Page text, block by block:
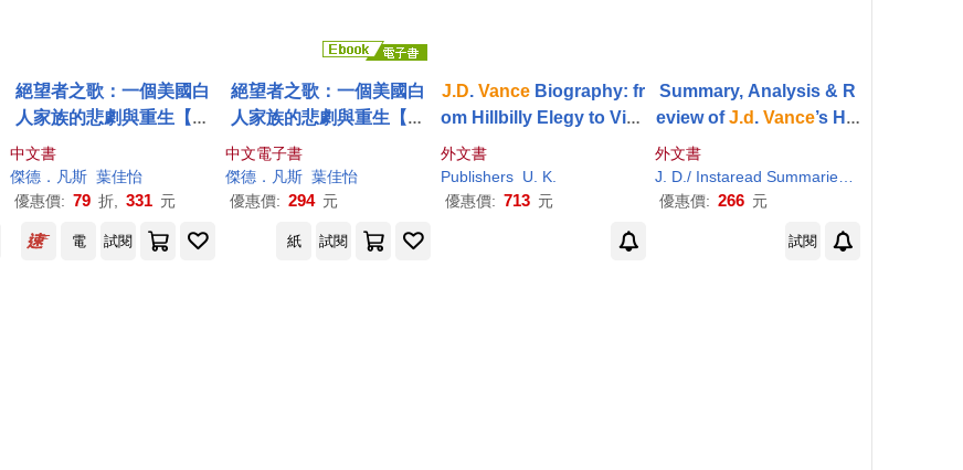
絕望者之歌：一個美國白
人家族的悲劇與重生【暢
銷經典回歸版】
中文書
傑德．凡斯 葉佳怡
優惠價: 79 折, 331 元
絕望者之歌：一個美國白
人家族的悲劇與重生【暢
銷經典回歸版】 (電子書)
中文電子書
傑德．凡斯 葉佳怡
優惠價: 294 元
J.D. VanceBiography: fr
om Hillbilly Elegy to Vice
President - His Amazing
Journey from Rust Belt
Roots to Redefining
外文書
Publishers U. K.
優惠價: 713 元
Summary, Analysis & R
eview ofJ.d .Vance’s Hill
外文書
J
D ./ Instaread Summaries (COR)
優惠價: 266 元
電 試閱 紙 試閱 試閱